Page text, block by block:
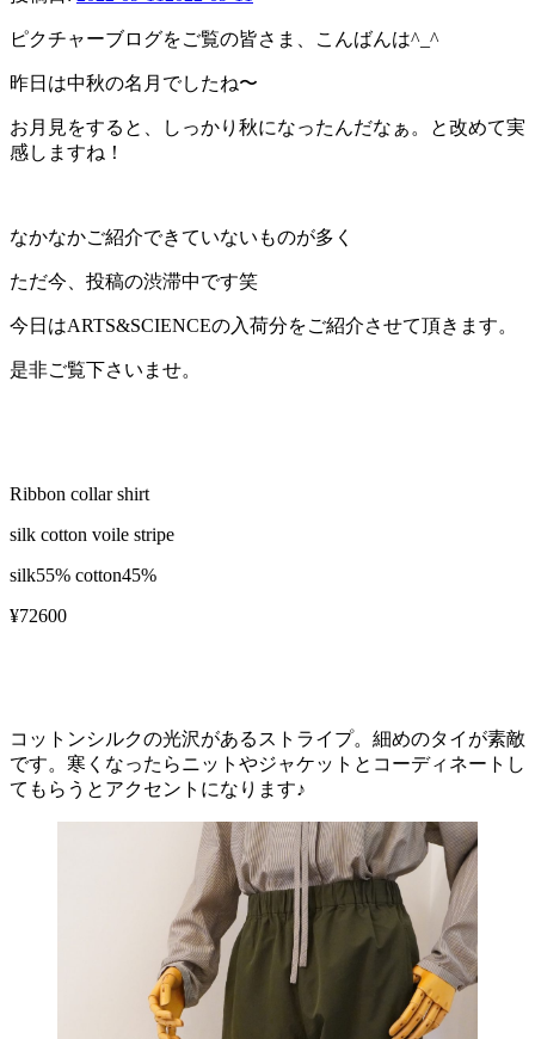
ピクチャーブログをご覧の皆さま、こんばんは^_^
昨日は中秋の名月でしたね〜
お月見をすると、しっかり秋になったんだなぁ。と改めて実
感しますね！
なかなかご紹介できていないものが多く
ただ今、投稿の渋滞中です笑
今日はARTS&SCIENCEの入荷分をご紹介させて頂きます。
是非ご覧下さいませ。
Ribbon collar shirt
silk cotton voile stripe
silk55% cotton45%
¥72600
コットンシルクの光沢があるストライプ。細めのタイが素敵
です。寒くなったらニットやジャケットとコーディネートし
てもらうとアクセントになります♪